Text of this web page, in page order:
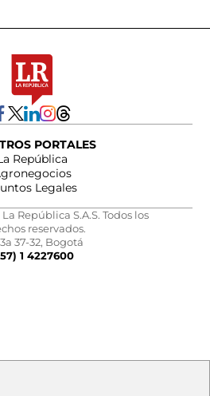
PORTALES
República
Legales
República S.A.S. Todos los
reservados.
37-32, Bogotá
1 4227600